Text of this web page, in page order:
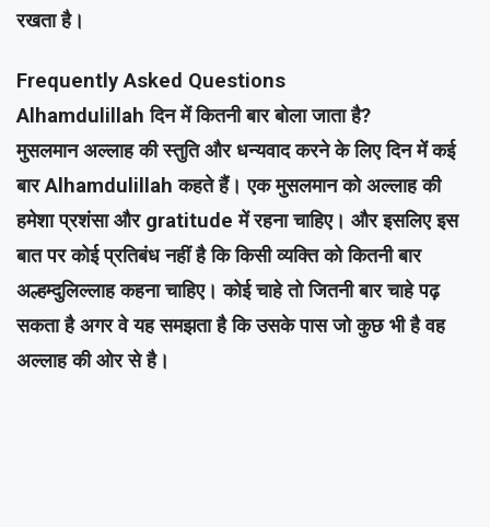
रखता है।
Frequently Asked Questions
Alhamdulillah दिन में कितनी बार बोला जाता है?
मुसलमान अल्लाह की स्तुति और धन्यवाद करने के लिए दिन में कई
बार Alhamdulillah कहते हैं। एक मुसलमान को अल्लाह की
हमेशा प्रशंसा और gratitude में रहना चाहिए। और इसलिए इस
बात पर कोई प्रतिबंध नहीं है कि किसी व्यक्ति को कितनी बार
अल्हम्दुलिल्लाह कहना चाहिए। कोई चाहे तो जितनी बार चाहे पढ़
सकता है अगर वे यह समझता है कि उसके पास जो कुछ भी है वह
अल्लाह की ओर से है।